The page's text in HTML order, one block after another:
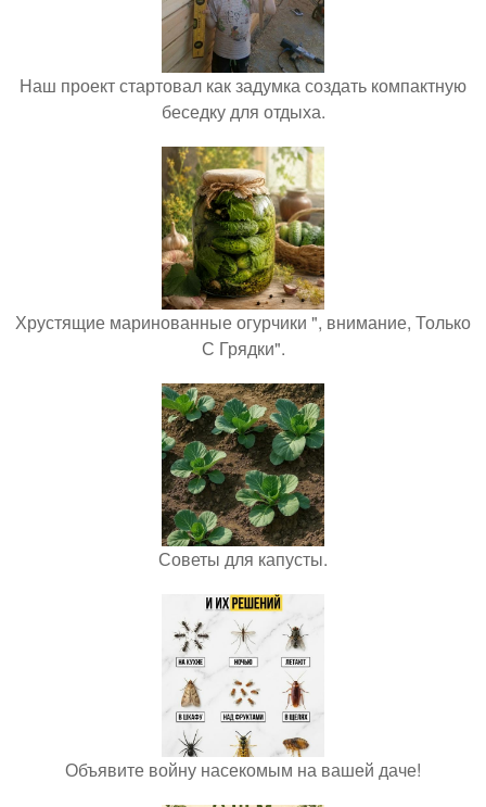
Наш проект стартовал как задумка создать компактную
беседку для отдыха.
Хрустящие маринованные огурчики ", внимание, Только
С Грядки".
Советы для капусты.
Объявите войну насекомым на вашей даче!